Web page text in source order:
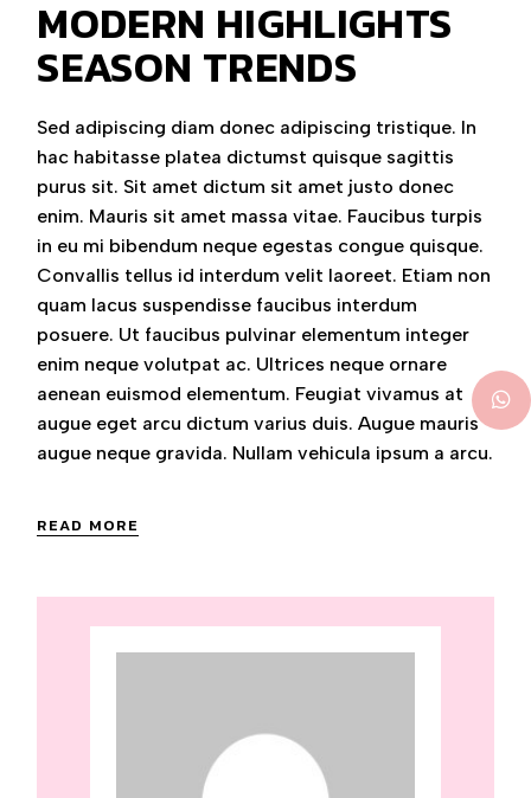
MODERN HIGHLIGHTS
SEASON TRENDS
Sed adipiscing diam donec adipiscing tristique. In
hac habitasse platea dictumst quisque sagittis
purus sit. Sit amet dictum sit amet justo donec
enim. Mauris sit amet massa vitae. Faucibus turpis
in eu mi bibendum neque egestas congue quisque.
Convallis tellus id interdum velit laoreet. Etiam non
quam lacus suspendisse faucibus interdum
posuere. Ut faucibus pulvinar elementum integer
enim neque volutpat ac. Ultrices neque ornare
aenean euismod elementum. Feugiat vivamus at
augue eget arcu dictum varius duis. Augue mauris
augue neque gravida. Nullam vehicula ipsum a arcu.
READ MORE